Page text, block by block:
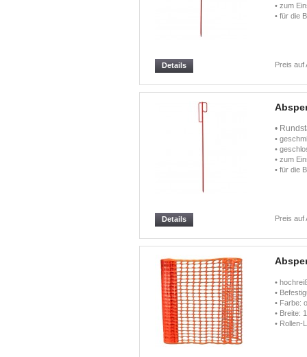
• zum
• für die
Preis auf
Details
•
•
•
• zum
• für die
Preis auf
Details
•
•
• Farbe:
• Breite:
• Rollen-